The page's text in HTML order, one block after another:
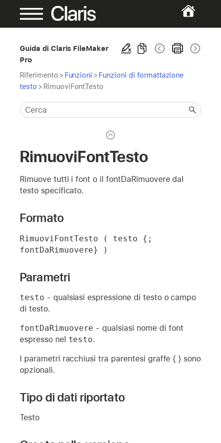
Guida di Claris FileMaker
Pro
Riferimento > Funzioni > Funzioni di formattazione
testo > RimuoviFontTesto
RimuoviFontTesto
Rimuove tutti i font o il fontDaRimuovere dal
testo specificato.
Formato
RimuoviFontTesto ( testo {;
fontDaRimuovere} )
Parametri
testo - qualsiasi espressione di testo o campo
di testo.
fontDaRimuovere - qualsiasi nome di font
espresso nel testo.
I parametri racchiusi tra parentesi graffe { } sono
opzionali.
Tipo di dati riportato
Testo